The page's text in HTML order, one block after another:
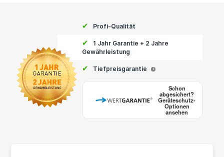
✔ Profi-Qualität
✔
1 Jahr Garantie + 2 Jahre
Gewährleistung
✔ Tiefpreisgarantie i
Schon
abgesichert?
Geräteschutz-
Optionen
ansehen